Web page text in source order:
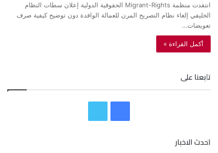
انتقدت منظمة Migrant-Rights الحقوقية الدولية إعلان سطات النظام
الخليفي إلغاء نظام التصريح المرن للعمالة الوافدة دون توضيح كيفية صرف
تعويضات…
أكمل القراءة »
تابعنا على
احدث الاخبار